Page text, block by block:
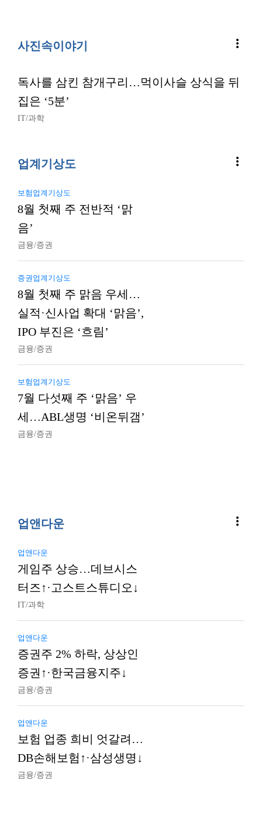
사진속이야기 more_vert
독사를 삼킨 참개구리…먹이사슬 상식을 뒤
집은 ‘5분’
IT/과학
업계기상도 more_vert
보험업계기상도
8월 첫째 주 전반적 ‘맑
음’
금융/증권
증권업계기상도
8월 첫째 주 맑음 우세…
실적·신사업 확대 ‘맑음’,
IPO 부진은 ‘흐림’
금융/증권
보험업계기상도
7월 다섯째 주 ‘맑음’ 우
세…ABL생명 ‘비온뒤갬’
금융/증권
업앤다운 more_vert
업앤다운
게임주 상승…데브시스
터즈↑·고스트스튜디오↓
IT/과학
업앤다운
증권주 2% 하락, 상상인
증권↑·한국금융지주↓
금융/증권
업앤다운
보험 업종 희비 엇갈려…
DB손해보험↑·삼성생명↓
금융/증권